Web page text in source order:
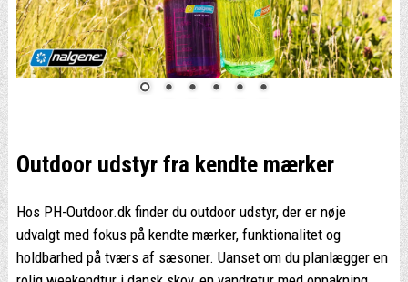
Outdoor udstyr fra kendte mærker
Hos PH-Outdoor.dk finder du outdoor udstyr, der er nøje
udvalgt med fokus på kendte mærker, funktionalitet og
holdbarhed på tværs af sæsoner. Uanset om du planlægger en